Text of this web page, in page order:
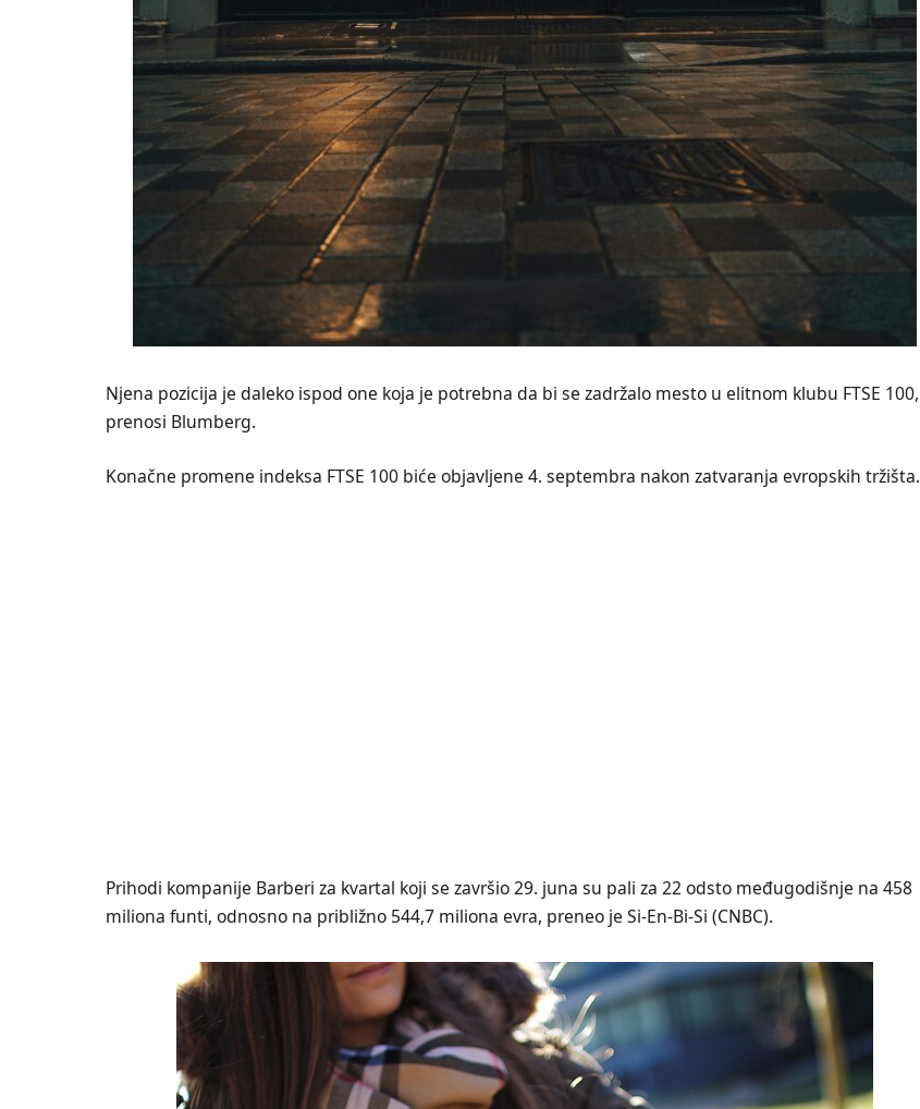
Njena pozicija je daleko ispod one koja je potrebna da bi se zadržalo mesto u elitnom klubu FTSE 100,
prenosi Blumberg.
Konačne promene indeksa FTSE 100 biće objavljene 4. septembra nakon zatvaranja evropskih tržišta.
Prihodi kompanije Barberi za kvartal koji se završio 29. juna su pali za 22 odsto međugodišnje na 458
miliona funti, odnosno na približno 544,7 miliona evra, preneo je Si-En-Bi-Si (CNBC).